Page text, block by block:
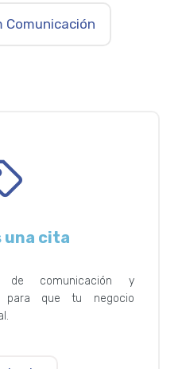
Comunicación
una cita
de comunicación y
para que tu negocio